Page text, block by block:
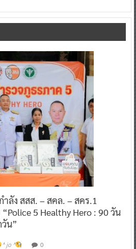
ลัง สสส. – สคล. – สคร.1
5 Healthy Hero : 90 วัน
น”
^ jo ^ 0